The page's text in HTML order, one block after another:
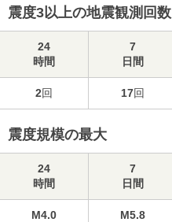
震度3以上の地震観測回数
24
時間
7
日間
2回 17回
震度規模の最大
24
時間
7
日間
M4.0
M5.8